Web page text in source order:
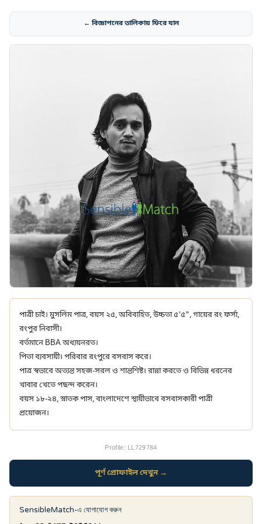
← বিজ্ঞাপনের তালিকায় ফিরে যান
পাত্রী চাই। মুসলিম পাত্র, বয়স ২৫, অবিবাহিত, উচ্চতা ৫'৫", গায়ের রং ফর্সা,
রংপুর নিবাসী।
বর্তমানে BBA অধ্যয়নরত।
পিতা ব্যবসায়ী। পরিবার রংপুরে বসবাস করে।
পাত্র স্বভাবে অত্যন্ত সহজ-সরল ও শান্তশিষ্ট। রান্না করতে ও বিভিন্ন ধরনের
খাবার খেতে পছন্দ করেন।
বয়স ১৮-২৪, স্নাতক পাস, বাংলাদেশে স্থায়ীভাবে বসবাসকারী পাত্রী
প্রয়োজন।
Profile: LL729784
পূর্ণ প্রোফাইল দেখুন →
SensibleMatch-এ যোগাযোগ করুন